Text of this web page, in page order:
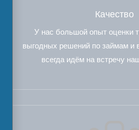
Качество
У нас большой опыт оценки
выгодных решений по займам и
всегда идём на встречу